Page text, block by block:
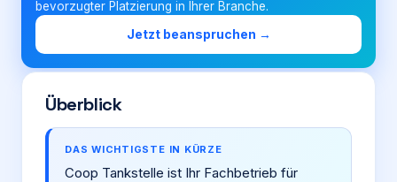
bevorzugter Platzierung in Ihrer Branche.
Jetzt beanspruchen →
Überblick
DAS WICHTIGSTE IN KÜRZE
Coop Tankstelle ist Ihr Fachbetrieb für